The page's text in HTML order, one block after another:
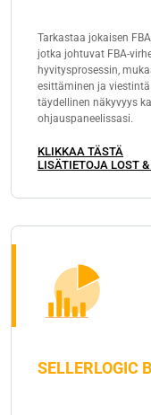
Tarkastaa jokaisen
jotka johtuvat FBA-
hyvitysprosessin,
esittäminen ja
täydellinen näkyvyys
ohjauspaneelissasi.
KLIKKAA TÄSTÄ
LISÄTIETOJA LOST
SELLERLOGIC